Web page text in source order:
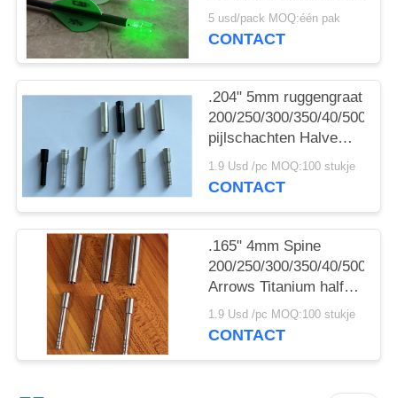
Pijl Verlichtte knoopjes
Met Schakelaar
5 usd/pack MOQ:één pak
CONTACT
.204" 5mm ruggengraat
200/250/300/350/40/500
pijlschachten Halve
post en punt kragen
1.9 Usd /pc MOQ:100 stukje
CONTACT
.165" 4mm Spine
200/250/300/350/40/500
Arrows Titanium half
out inserts and Collars
Sleeve
1.9 Usd /pc MOQ:100 stukje
CONTACT